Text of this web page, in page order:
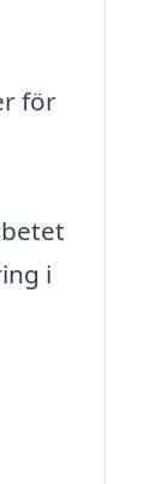
för
i